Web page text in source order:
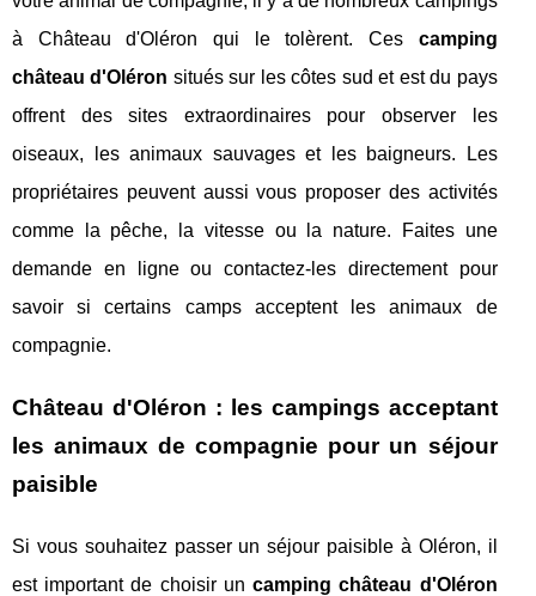
à Château d'Oléron qui le tolèrent. Ces camping
château d'Oléron situés sur les côtes sud et est du pays
offrent des sites extraordinaires pour observer les
oiseaux, les animaux sauvages et les baigneurs. Les
propriétaires peuvent aussi vous proposer des activités
comme la pêche, la vitesse ou la nature. Faites une
demande en ligne ou contactez-les directement pour
savoir si certains camps acceptent les animaux de
compagnie.
Château d'Oléron : les campings acceptant
les animaux de compagnie pour un séjour
paisible
Si vous souhaitez passer un séjour paisible à Oléron, il
est important de choisir uncamping château d'Oléron